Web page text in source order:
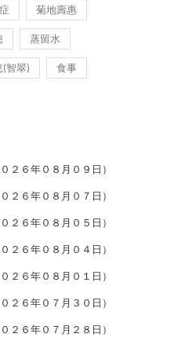
菊地壽惠
蒸留水
智翠) 食事
２６年０８月０９日）
２６年０８月０７日）
２６年０８月０５日）
２６年０８月０４日）
２６年０８月０１日）
２６年０７月３０日）
２６年０７月２８日）